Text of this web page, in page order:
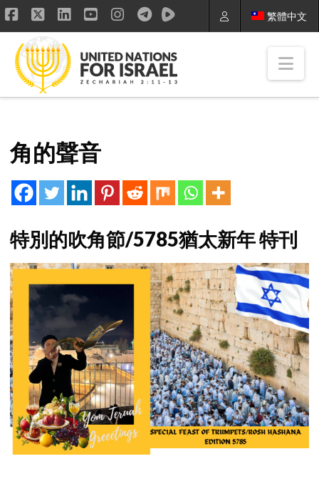
繁體中文
Facebook
X LinkedIn
YouTube
Instagram
角的聲音
特別的吹角節/5785猶太新年 特刊